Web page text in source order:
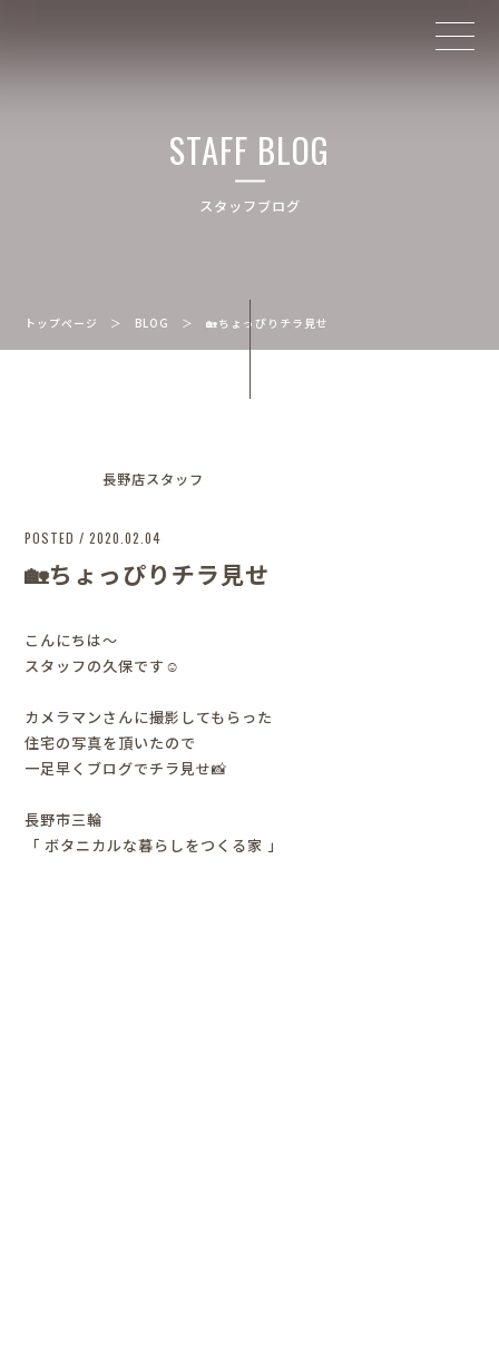
STAFF BLOG
スタッフブログ
トップページ ＞ BLOG ＞🏡ちょっぴりチラ見せ
長野店スタッフ
POSTED / 2020.02.04
🏡ちょっぴりチラ見せ
こんにちは～
スタッフの久保です☺
カメラマンさんに撮影してもらった
住宅の写真を頂いたので
一足早くブログでチラ見せ📸
長野市三輪
「 ボタニカルな暮らしをつくる家 」